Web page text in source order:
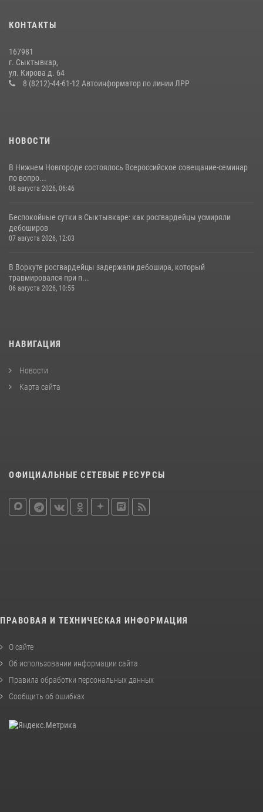
Временно исполняющий обязанности начальника Управления
31 июля 2026, 06:57
В Коми за неделю росгвардейцы изъяли 44 единицы охотничьего
КОНТАКТЫ
167981
г. Сыктывкар,
ул. Кирова д. 64
8 (8212)-44-61-12 Автоинформатор по линии ЛРР
НОВОСТИ
В Нижнем Новгороде состоялось Всероссийское совещание-семинар
по вопро...
08 августа 2026, 06:46
Беспокойные сутки в Сыктывкаре: как росгвардейцы усмиряли
дебоширов
07 августа 2026, 12:03
В Воркуте росгвардейцы задержали дебошира, который
травмировался при п...
06 августа 2026, 10:55
НАВИГАЦИЯ
Новости
Карта сайта
ОФИЦИАЛЬНЫЕ СЕТЕВЫЕ РЕСУРСЫ
ПРАВОВАЯ И ТЕХНИЧЕСКАЯ ИНФОРМАЦИЯ
О сайте
Об использовании информации сайта
Правила обработки персональных данных
Сообщить об ошибках